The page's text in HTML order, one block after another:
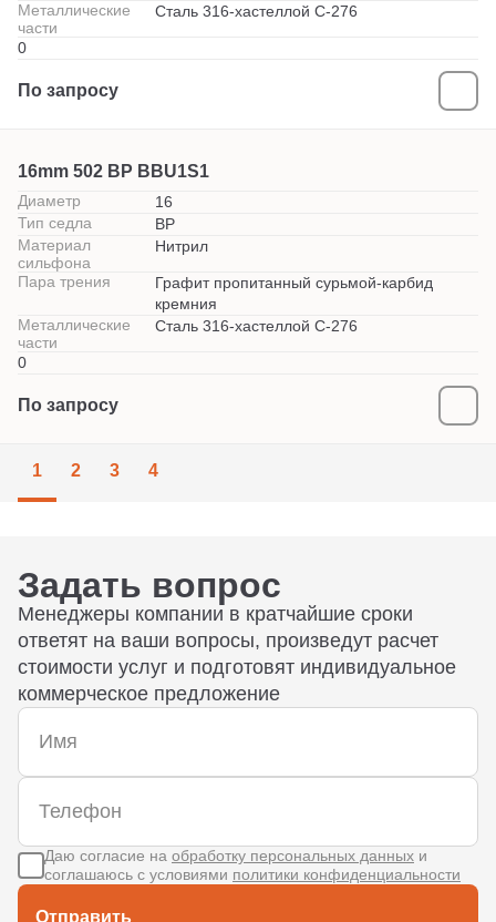
Металлические
части
Сталь 316-хастеллой С-276
0
По запросу
16mm 502 BP BBU1S1
Диаметр
16
Тип седла
BP
Материал
сильфона
Нитрил
Пара трения
Графит пропитанный сурьмой-карбид
кремния
Металлические
части
Сталь 316-хастеллой С-276
0
По запросу
1 2 3 4
Задать вопрос
Менеджеры компании в кратчайшие сроки
ответят на ваши вопросы, произведут расчет
стоимости услуг и подготовят индивидуальное
коммерческое предложение
Отправить
Даю согласие на обработку персональных данных и
соглашаюсь с условиями политики конфиденциальности